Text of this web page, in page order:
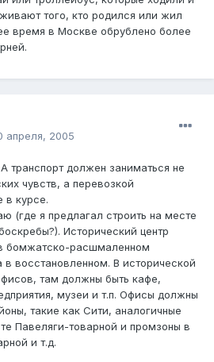
того, кто родился или жил
время в Москве обрублено более
апреля, 2005
А транспорт должен заниматься не
чувств, а перевозкой
в курсе.
(где я предлагал строить на месте
Исторический центр
бомжатско-расшмаленном
в восстановленном. В исторической
там должны быть кафе,
музеи и т.п. Офисы должны
такие как Сити, аналогичные
Павеляги-товарной и промзоны в
и т.д.